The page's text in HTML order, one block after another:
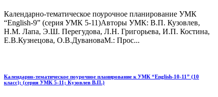
Календарно-тематическое поурочное планирование УМК
“English-9” (серия УМК 5-11)Авторы УМК: В.П. Кузовлев,
Н.М. Лапа, Э.Ш. Перегудова, Л.Н. Григорьева, И.П. Костина,
Е.В.Кузнецова, О.В.ДувановаМ.: Прос...
Календарно-тематическое поурочное планирование к УМК “English-10-11” (10
класс); (серия УМК 5-11; Кузовлев В.П.)